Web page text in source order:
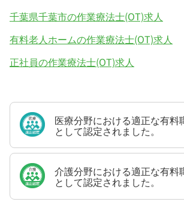
千葉県千葉市の作業療法士(OT)求人
有料老人ホームの作業療法士(OT)求人
正社員の作業療法士(OT)求人
医療分野における適正な有料
として認定されました。
介護分野における適正な有料
として認定されました。